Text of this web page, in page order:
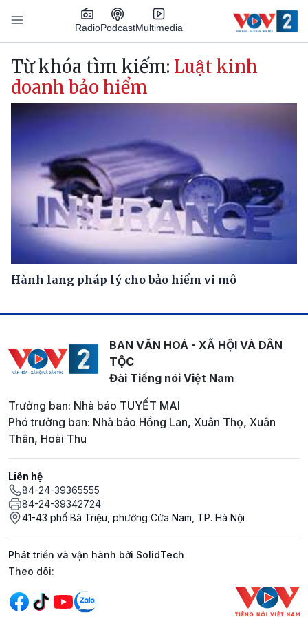
Nhảy đến nội dung
RadioPodcastMultimedia
Main navigation
Từ khóa tìm kiếm: Luật kinh
doanh bảo hiểm
Hành lang pháp lý cho bảo hiểm vi mô
BAN VĂN HOÁ - XÃ HỘI VÀ DÂN
TỘC
Đài Tiếng nói Việt Nam
Trưởng ban: Nhà báo TUYẾT MAI
Phó trưởng ban: Nhà báo Hồng Lan, Xuân Thọ, Xuân
Thân, Hoài Thu
Liên hệ
84-24-39365555
84-24-39342724
41-43 phố Bà Triệu, phường Cửa Nam, TP. Hà Nội
Phát triển và vận hành bởi SolidTech
Mạng xã hội
Theo dõi: